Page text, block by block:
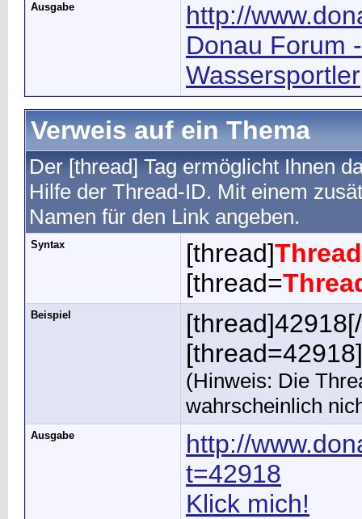
Ausgabe
http://
Donau Forum
Wassersportler
Verweis auf ein Thema
Der [thread] Tag ermöglicht Ihnen
Hilfe der Thread-ID. Mit einem
Namen für den Link angeben.
Syntax [thread]
[thread=
Beispiel
(Hinweis: Die
wahrscheinlich
Ausgabe
http://
t=42918
Klick mich!